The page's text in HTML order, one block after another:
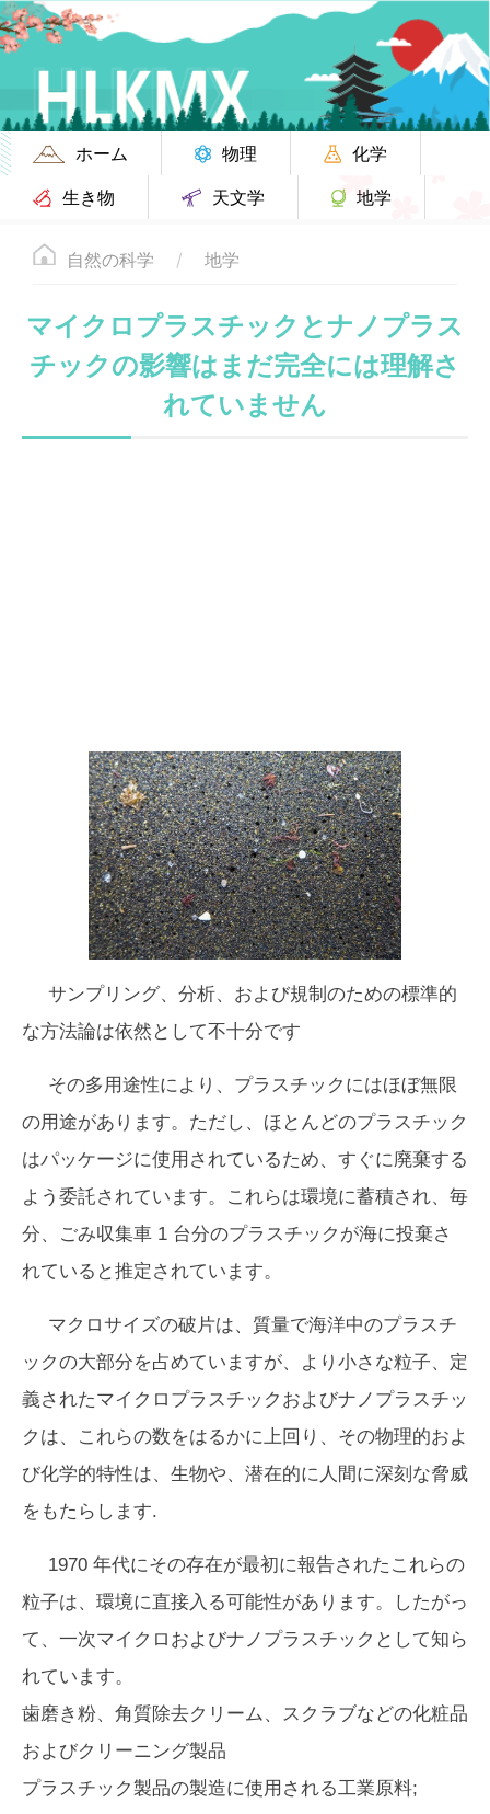
ホーム 物理
化学
生き物
天文学 地学
自然の科学 地学
マイクロプラスチックとナノプラス
チックの影響はまだ完全には理解さ
れていません
サンプリング、分析、および規制のための標準的
な方法論は依然として不十分です
その多用途性により、プラスチックにはほぼ無限
の用途があります。ただし、ほとんどのプラスチック
はパッケージに使用されているため、すぐに廃棄する
よう委託されています。これらは環境に蓄積され、毎
分、ごみ収集車 1 台分のプラスチックが海に投棄さ
れていると推定されています。
マクロサイズの破片は、質量で海洋中のプラスチ
ックの大部分を占めていますが、より小さな粒子、定
義されたマイクロプラスチックおよびナノプラスチッ
クは、これらの数をはるかに上回り、その物理的およ
び化学的特性は、生物や、潜在的に人間に深刻な脅威
をもたらします.
1970 年代にその存在が最初に報告されたこれらの
粒子は、環境に直接入る可能性があります。したがっ
て、一次マイクロおよびナノプラスチックとして知ら
れています。
歯磨き粉、角質除去クリーム、スクラブなどの化粧品
およびクリーニング製品
プラスチック製品の製造に使用される工業原料;